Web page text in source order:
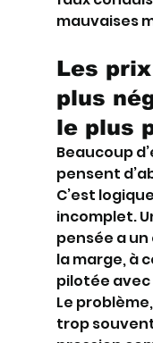
mauvaises
Les
plus
le plus
Beaucoup
pensent
C’est
incomplet.
pensée a
la marge, à
pilotée
Le
trop